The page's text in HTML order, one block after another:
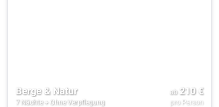
Berge & Natur
7 Nächte+ Ohne Verpflegung
ab 210€
pro Person